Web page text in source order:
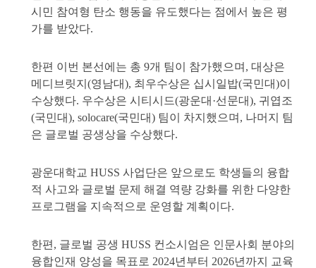
시민 참여형 탄소 행동을 유도했다는 점에서 높은 평
가를 받았다.
한편 이번 본선에는 총 9개 팀이 참가했으며, 대상은
메디브릿지(영남대), 최우수상은 십시일밥(국민대)이
수상했다. 우수상은 시티시드(광운대·선문대), 귀엽조
(국민대), solocare(국민대) 팀이 차지했으며, 나머지 팀
은 글로벌 공생상을 수상했다.
광운대학교 HUSS 사업단은 앞으로도 학생들의 융합
적 사고와 글로벌 문제 해결 역량 강화를 위한 다양한
프로그램을 지속적으로 운영할 계획이다.
한편, 글로벌 공생 HUSS 컨소시엄은 인문사회 분야의
융합인재 양성을 목표로 2024년부터 2026년까지 교육